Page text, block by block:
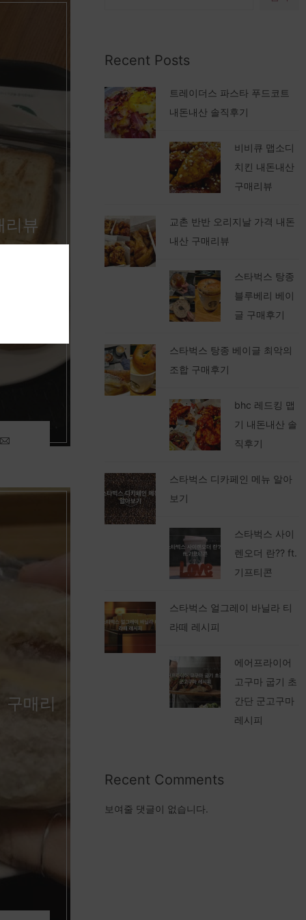
리뷰
구매리
Recent Posts
트레이더스 파스타 푸드코트
내돈내산 솔직후기
비비큐 맵소디
치킨 내돈내산
구매리뷰
교촌 반반 오리지날 가격 내돈
내산 구매리뷰
스타벅스 탕종
블루베리 베이
글 구매후기
스타벅스 탕종 베이글 최악의
조합 구매후기
bhc 레드킹 맵
기 내돈내산 솔
직후기
스타벅스 디카페인 메뉴 알아
보기
스타벅스 사이
렌오더 란?? ft.
기프티콘
스타벅스 얼그레이 바닐라 티
라떼 레시피
에어프라이어
고구마 굽기 초
간단 군고구마
레시피
Recent Comments
보여줄 댓글이 없습니다.